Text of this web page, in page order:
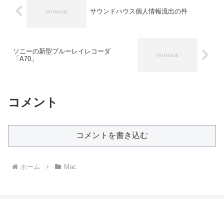
サウンドハウス個人情報流出の件
ソニーの新型ブルーレイレコーダ
「A70」
コメント
コメントを書き込む
ホーム Mac